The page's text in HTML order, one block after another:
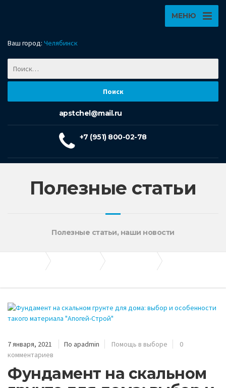
Ваш город: Челябинск
МЕНЮ
apstchel@mail.ru
+7 (951) 800-02-78
Полезные статьи
Полезные статьи, наши новости
7 января, 2021 По apadmin Помощь в выборе
0
комментариев
Фундамент на скальном